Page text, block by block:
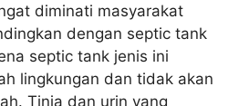
diminati masyarakat
dengan septic tank
septic tank jenis ini
lingkungan dan tidak akan
Tinja dan urin yang